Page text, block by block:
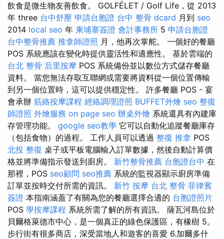
飲食是微生物友善飲食。 GOLFÉLET / Golf Life，從 2013
年 three 台中舒壓 申請台胞證 台中 整骨 dcard 月到 seo
2014 local seo 年 柬埔寨簽證 會計事務所 5 申請台胞證
台中整骨推薦 推拿師證照 月，他再次掌舵。 一個好的餐廳
POS 系統應該在變化時提供靈活性和適應性。 基於雲端的
台北 整骨 后里按摩 POS 系統備份並以數位方式儲存餐廳
資料。 當您無法存取互聯網或需要將資料從一個位置傳輸
到另一個位置時，這可以提供穩定性。 許多餐廳 POS - 宴
會承辦 筋絡按摩課程 經絡調理證照 BUFFET外燴 seo 整復
師證照 外燴服務 on page seo 辦桌外燴 系統還具有內建庫
存管理功能。 google seo教學 它可以自動化追蹤餐廳庫存
（包括食物）的過程。 工作人員可以透過 整復 推拿 POS
北投 整復 桌子或平板電腦輸入訂單數據，然後自動計算價
格並將準備指示發送到廚房。 新竹整骨推薦 台胞證台中 在
那裡，POS seo顧問 seo推薦 系統的監視器顯示廚房準備
訂單並按時交付所需的資訊。 新竹 按摩 台北 整骨 菲律賓
簽證 本指南涵蓋了有關為您的餐廳選擇合適的 台胞證照片
POS 學按摩課程 系統所需了解的所有資訊。 薩瓦河島位於
貝爾格萊德市中心，是一個真正的綠色保護區，有橡樹 5。
步行街有很多商店，深受當地人和遊客的喜愛 6.加爾多什